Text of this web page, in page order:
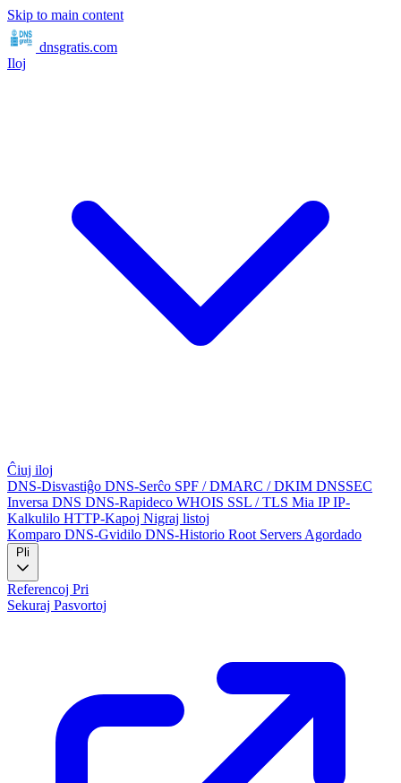
Skip to main content
dnsgratis.com
Iloj
Ĉiuj iloj
DNS-Disvastiĝo DNS-Serĉo SPF / DMARC / DKIM DNSSEC
Inversa DNS DNS-Rapideco WHOIS SSL / TLS Mia IPIP-
Kalkulilo HTTP-Kapoj Nigraj listoj
Komparo DNS-Gvidilo DNS-Historio Root Servers Agordado
Referencoj Pri
Sekuraj Pasvortoj